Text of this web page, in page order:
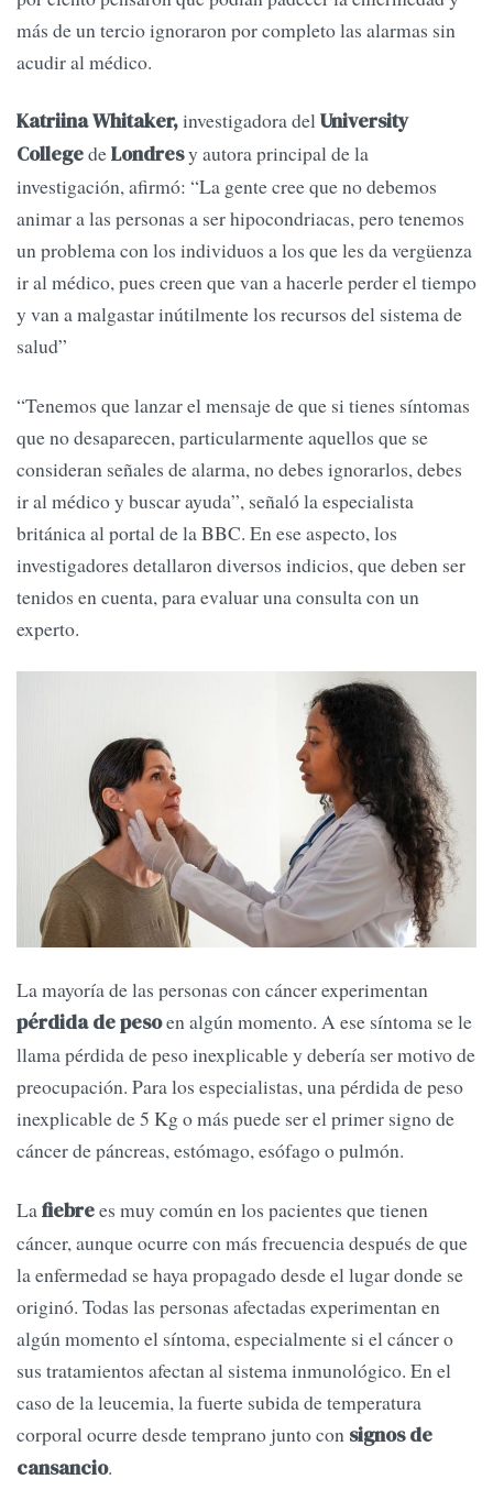
más de un tercio ignoraron por completo las alarmas sin
acudir al médico.
Katriina Whitaker,investigadora delUniversity
CollegedeLondresy autora principal de la
investigación, afirmó: “La gente cree que no debemos
animar a las personas a ser hipocondriacas, pero tenemos
un problema con los individuos a los que les da vergüenza
ir al médico, pues creen que van a hacerle perder el tiempo
y van a malgastar inútilmente los recursos del sistema de
salud”
“Tenemos que lanzar el mensaje de que si tienes síntomas
que no desaparecen, particularmente aquellos que se
consideran señales de alarma, no debes ignorarlos, debes
ir al médico y buscar ayuda”, señaló la especialista
británica al portal de la BBC. En ese aspecto, los
investigadores detallaron diversos indicios, que deben ser
tenidos en cuenta, para evaluar una consulta con un
experto.
La mayoría de las personas con cáncer experimentan
pérdida de pesoen algún momento. A ese síntoma se le
llama pérdida de peso inexplicable y debería ser motivo de
preocupación. Para los especialistas, una pérdida de peso
inexplicable de 5 Kg o más puede ser el primer signo de
cáncer de páncreas, estómago, esófago o pulmón.
La fiebrees muy común en los pacientes que tienen
cáncer, aunque ocurre con más frecuencia después de que
la enfermedad se haya propagado desde el lugar donde se
originó. Todas las personas afectadas experimentan en
algún momento el síntoma, especialmente si el cáncer o
sus tratamientos afectan al sistema inmunológico. En el
caso de la leucemia, la fuerte subida de temperatura
corporal ocurre desde temprano junto con signos de
cansancio.